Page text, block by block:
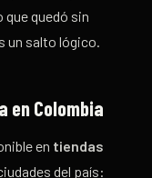
quedó sin
un salto lógico.
en Colombia
en tiendas
del país: